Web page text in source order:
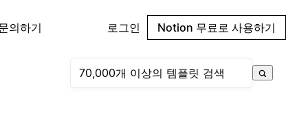
의하기 로그인 Notion 무료로 사용하기